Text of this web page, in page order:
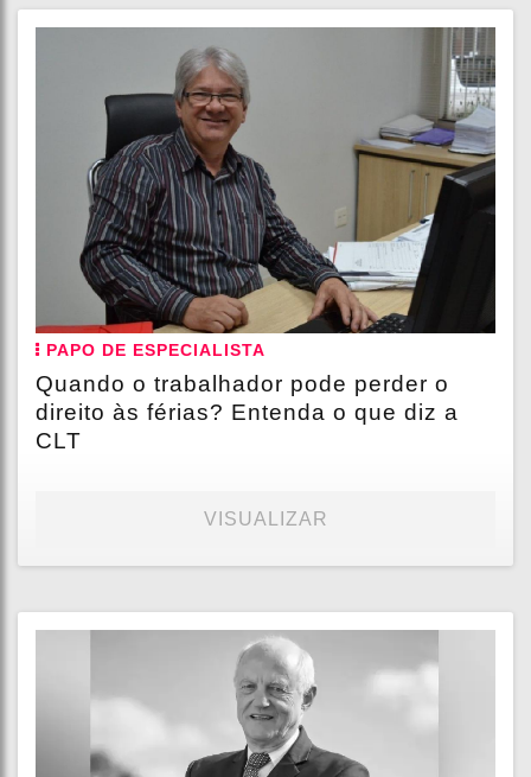
PAPO DE ESPECIALISTA
Quando o trabalhador pode perder o
direito às férias? Entenda o que diz a
CLT
VISUALIZAR